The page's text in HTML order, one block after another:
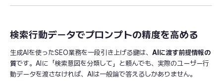
検索行動データでプロンプトの精度を高める
生成AIを使ったSEO業務を一段引き上げる鍵は、 AIに渡す前提情報の
質です。AIに「検索意図を分類して」と頼んでも、実際のユーザー行
動データを渡さなければ、AIは一般論で答えるしかありません。